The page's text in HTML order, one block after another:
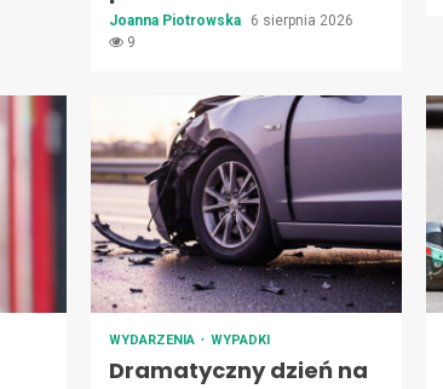
Joanna Piotrowska
6 sierpnia 2026
9
WYDARZENIA WYPADKI
Dramatyczny dzień na